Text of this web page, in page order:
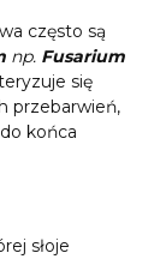
często są
np. Fusarium
się
przebarwień,
końca
słoje